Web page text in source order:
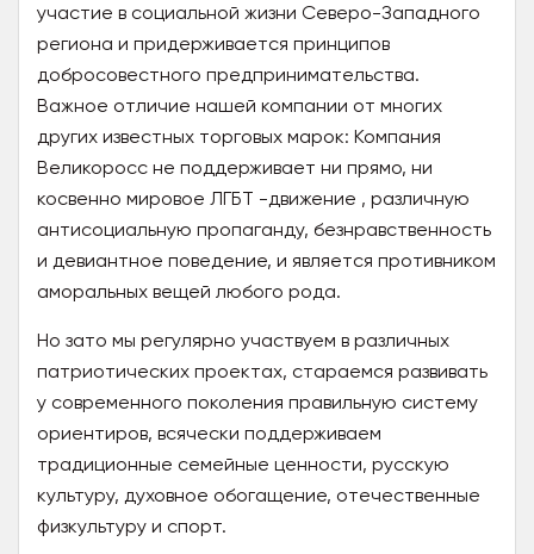
участие в социальной жизни Северо-Западного
региона и придерживается принципов
добросовестного предпринимательства.
Важное отличие нашей компании от многих
других известных торговых марок: Компания
Великоросс не поддерживает ни прямо, ни
косвенно мировое ЛГБТ -движение , различную
антисоциальную пропаганду, безнравственность
и девиантное поведение, и является противником
аморальных вещей любого рода.
Но зато мы регулярно участвуем в различных
патриотических проектах, стараемся развивать
у современного поколения правильную систему
ориентиров, всячески поддерживаем
традиционные семейные ценности, русскую
культуру, духовное обогащение, отечественные
физкультуру и спорт.